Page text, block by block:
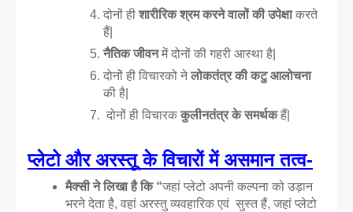
दोनों ही शारीरिक श्रम करने वालों की उपेक्षा करते
हैं|
नैतिक जीवन में दोनों की गहरी आस्था है|
दोनों ही विचारको ने लोकतंत्र की कटु आलोचना
की है|
दोनों ही विचारक कुलीनतंत्र के समर्थक हैं|
प्लेटो और अरस्तू के विचारों में असमान तत्व-
मैक्सी ने लिखा है कि “जहां प्लेटो अपनी कल्पना को उड़ान
भरने देता है, वहां अरस्तु व्यवहारिक एवं  सुस्त हैं, जहां प्लेटो